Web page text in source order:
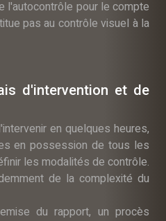
l'autocontrôle pour le compte
pas au contrôle visuel à la
d'intervention et de
en quelques heures,
en possession de tous les
les modalités de contrôle.
de la complexité du
du rapport, un procès